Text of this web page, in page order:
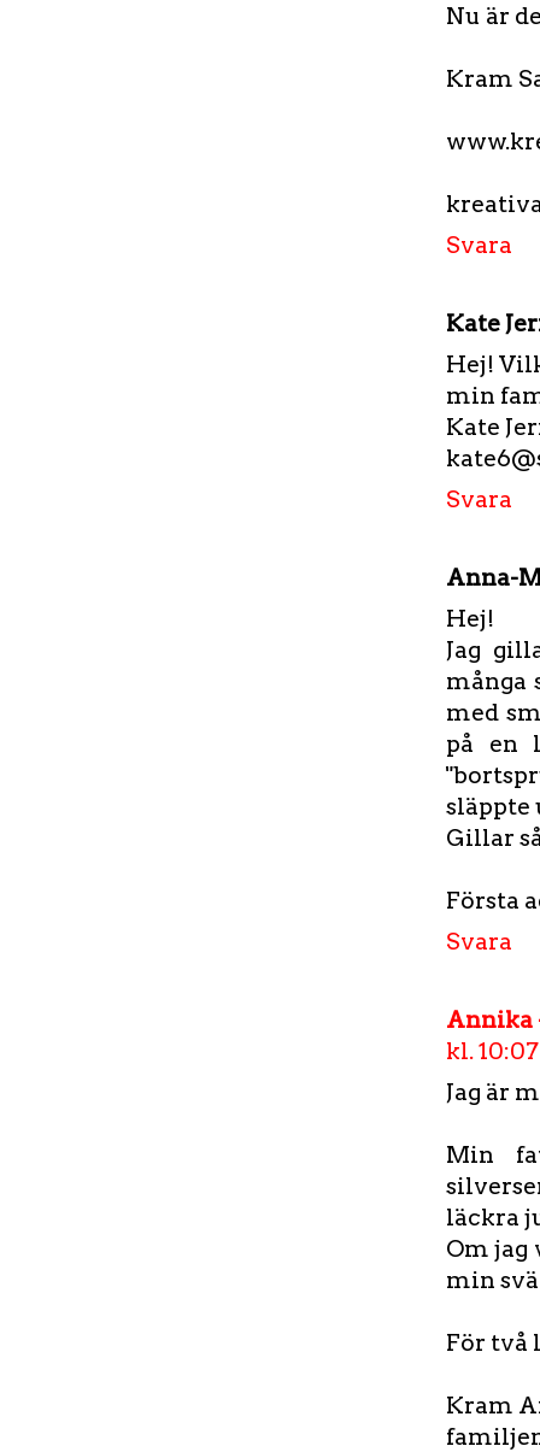
Nu är
Kram
Svara
Kate
Hej!
min
Kate
Svara
Anna-
Hej!
Jag
många
med
på en
släppte
Gillar
Första
Svara
Annika
kl. 10:07
Jag är
Min
läckra
Om jag
min
För två
Kram